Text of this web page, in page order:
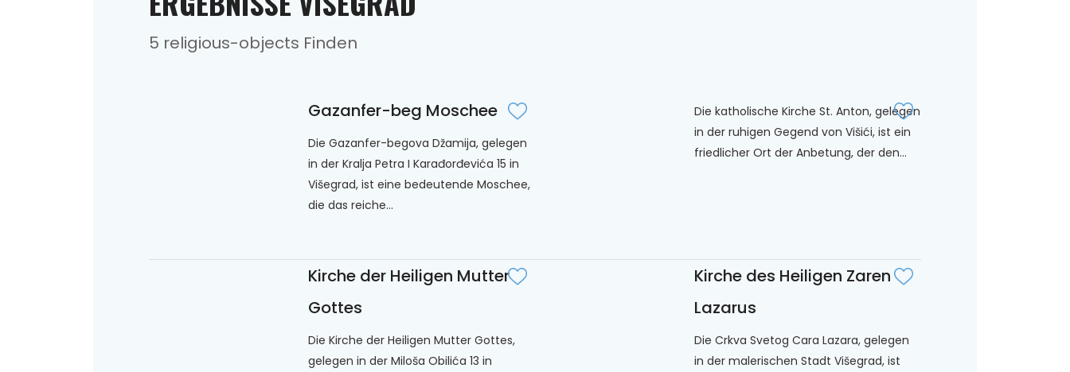
5 religious-objects Finden
Gazanfer-beg Moschee
Die Gazanfer-begova Džamija, gelegen
in der Kralja Petra I Karađorđevića 15 in
Višegrad, ist eine bedeutende Moschee,
die das reiche...
Die katholische Kirche St. Anton, gelegen
in der ruhigen Gegend von Višići, ist ein
friedlicher Ort der Anbetung, der den...
Kirche der Heiligen Mutter
Gottes
Die Kirche der Heiligen Mutter Gottes,
gelegen in der Miloša Obilića 13 in
Kirche des Heiligen Zaren
Lazarus
Die Crkva Svetog Cara Lazara, gelegen
in der malerischen Stadt Višegrad, ist